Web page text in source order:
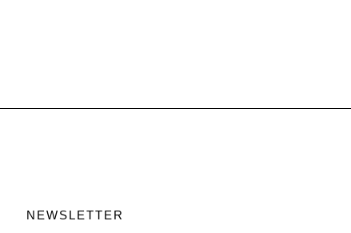
NEWSLETTER